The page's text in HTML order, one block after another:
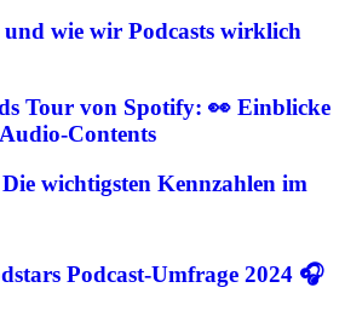
wie wir Podcasts wirklich
Tour von Spotify: 👀 Einblicke
Contents
wichtigsten Kennzahlen im
Podcast-Umfrage 2024 🎧